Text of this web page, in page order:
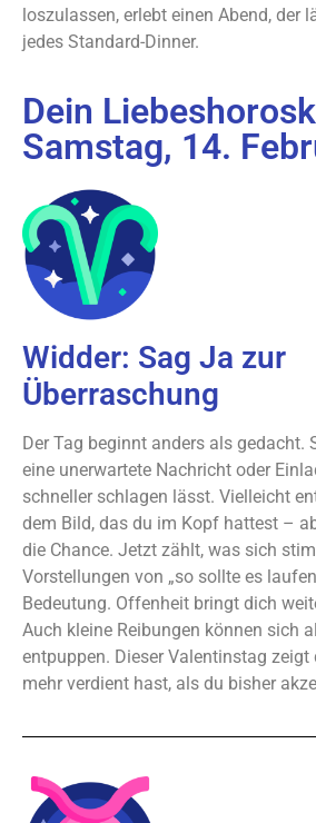
loszulassen, erlebt einen Abend, der
jedes Standard-Dinner.
Dein
Samstag, 14.
Widder: Sag Ja zur
Überraschung
Der Tag beginnt anders als gedacht.
eine unerwartete Nachricht oder
schneller schlagen lässt. Vielleicht
dem Bild, das du im Kopf hattest –
die Chance. Jetzt zählt, was sich
Vorstellungen von „so sollte es
Bedeutung. Offenheit bringt dich
Auch kleine Reibungen können sich
entpuppen. Dieser Valentinstag zeigt
mehr verdient hast, als du bisher